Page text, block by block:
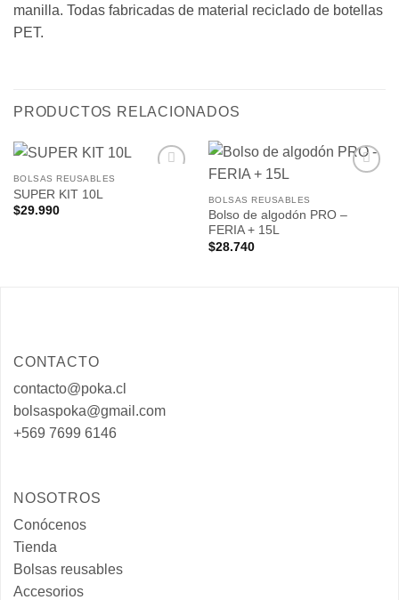
manilla. Todas fabricadas de material reciclado de botellas
PET.
PRODUCTOS RELACIONADOS
BOLSAS REUSABLES
SUPER KIT 10L
$29.990
BOLSAS REUSABLES
Bolso de algodón PRO –
FERIA + 15L
$28.740
CONTACTO
contacto@poka.cl
bolsaspoka@gmail.com
+569 7699 6146
NOSOTROS
Conócenos
Tienda
Bolsas reusables
Accesorios